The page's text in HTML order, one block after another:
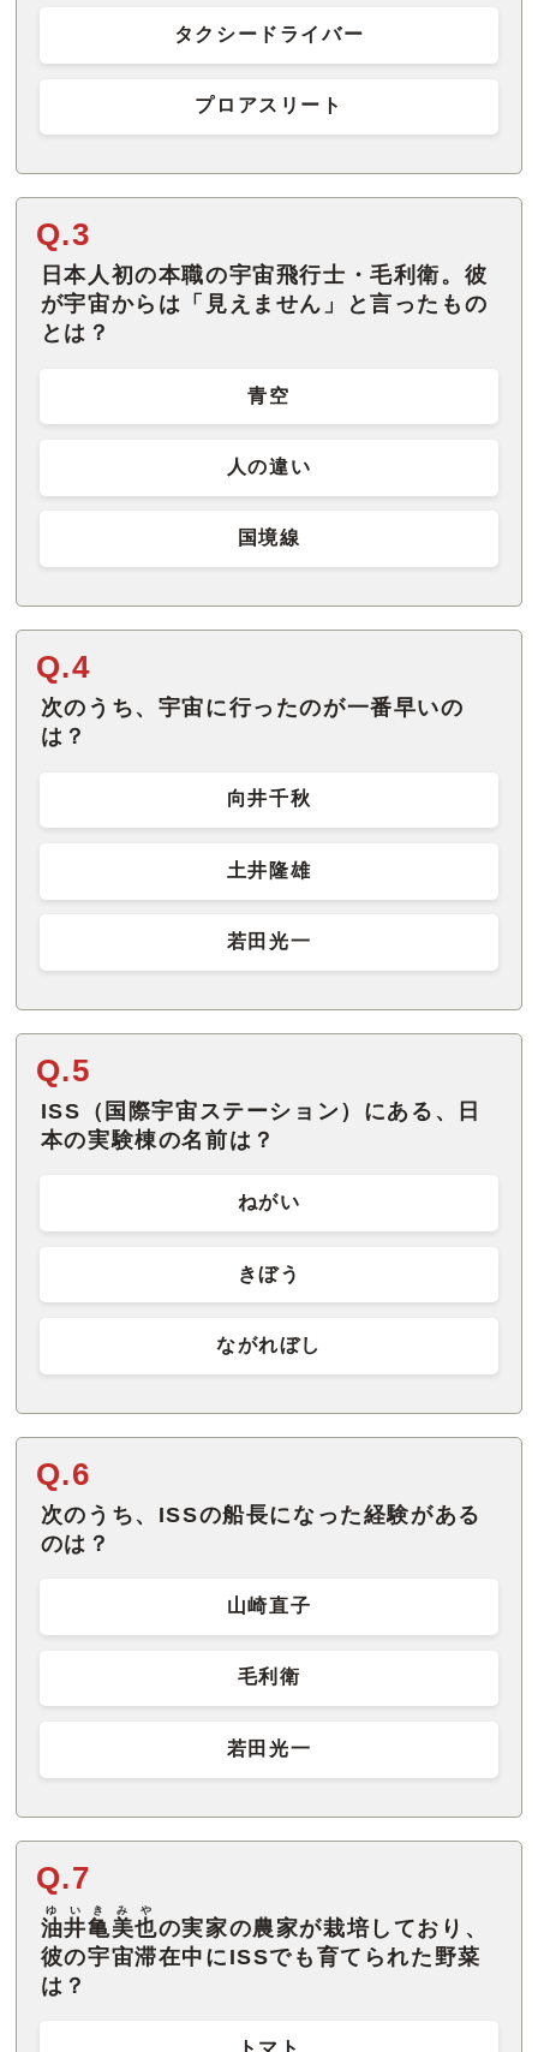
タクシードライバー
プロアスリート
Q.3
日本人初の本職の宇宙飛行士・毛利衛。彼
が宇宙からは「見えません」と言ったもの
とは？
青空
人の違い
国境線
Q.4
次のうち、宇宙に行ったのが一番早いの
は？
向井千秋
土井隆雄
若田光一
Q.5
ISS（国際宇宙ステーション）にある、日
本の実験棟の名前は？
ねがい
きぼう
ながれぼし
Q.6
次のうち、ISSの船長になった経験がある
のは？
山崎直子
毛利衛
若田光一
Q.7
油井亀美也
ゆいきみや
の実家の農家が栽培しており、
彼の宇宙滞在中にISSでも育てられた野菜
は？
トマト